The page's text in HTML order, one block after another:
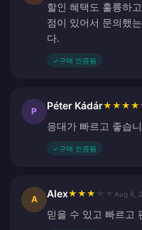
할인 혜택도 훌륭하
점이 있어서 문의했
다.
✓구매 인증됨
P Péter Kádár★ ★ ★ ★
응대가 빠르고 좋습
✓구매 인증됨
A Alex★ ★ ★ Aug 8,
믿을 수 있고 빠르고